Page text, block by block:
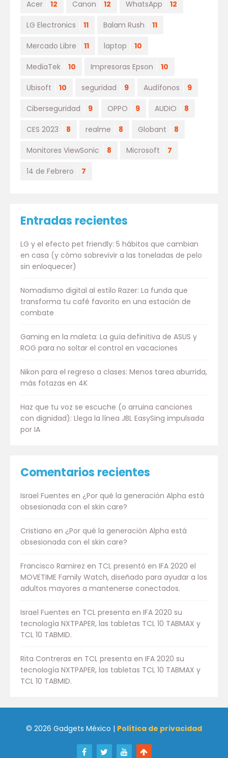
Acer 12 Canon 12 WhatsApp 12
LG Electronics 11 Balam Rush 11
Mercado Libre 11 laptop 10
MediaTek 10 Impresoras Epson 10
Ubisoft 10 seguridad 9 Audífonos 9
Ciberseguridad 9 OPPO 9 AUDIO 8
CES 2023 8 realme 8 Globant 8
Monitores ViewSonic 8 Microsoft 7
14 de Febrero 7
Entradas recientes
LG y el efecto pet friendly: 5 hábitos que cambian
en casa (y cómo sobrevivir a las toneladas de pelo
sin enloquecer)
Nomadismo digital al estilo Razer: La funda que
transforma tu café favorito en una estación de
combate
Gaming en la maleta: La guía definitiva de ASUS y
ROG para no soltar el control en vacaciones
Nikon para el regreso a clases: Menos tarea aburrida,
más fotazas en 4K
Haz que tu voz se escuche (o arruina canciones
con dignidad): Llega la línea JBL EasySing impulsada
por IA
Comentarios recientes
Israel Fuentes en ¿Por qué la generación Alpha está
obsesionada con el skin care?
Cristiano en ¿Por qué la generación Alpha está
obsesionada con el skin care?
Francisco Ramirez en TCL presentó en IFA 2020 el
MOVETIME Family Watch, diseñado para ayudar a los
adultos mayores a mantenerse conectados.
Israel Fuentes en TCL presenta en IFA 2020 su
tecnología NXTPAPER, las tabletas TCL 10 TABMAX y
TCL 10 TABMID.
Rita Contreras en TCL presenta en IFA 2020 su
tecnología NXTPAPER, las tabletas TCL 10 TABMAX y
TCL 10 TABMID.
© 2026 Gadgets México | Política de privacidad